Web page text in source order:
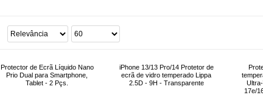
Protector de Ecrã Líquido Nano
Prio Dual para Smartphone,
Tablet - 2 Pçs.
iPhone 13/13 Pro/14 Protetor de
ecrã de vidro temperado Lippa
2.5D - 9H - Transparente
17e/